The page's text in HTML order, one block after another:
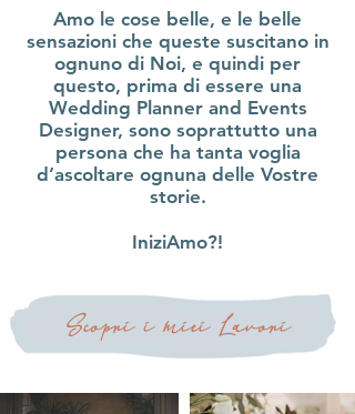
Amo le cose belle, e le belle
sensazioni che queste suscitano in
ognuno di Noi, e quindi per
questo, prima di essere una
Wedding Planner and Events
Designer, sono soprattutto una
persona che ha tanta voglia
d’ascoltare ognuna delle Vostre
storie.
IniziAmo?!
Scopri i miei Lavori